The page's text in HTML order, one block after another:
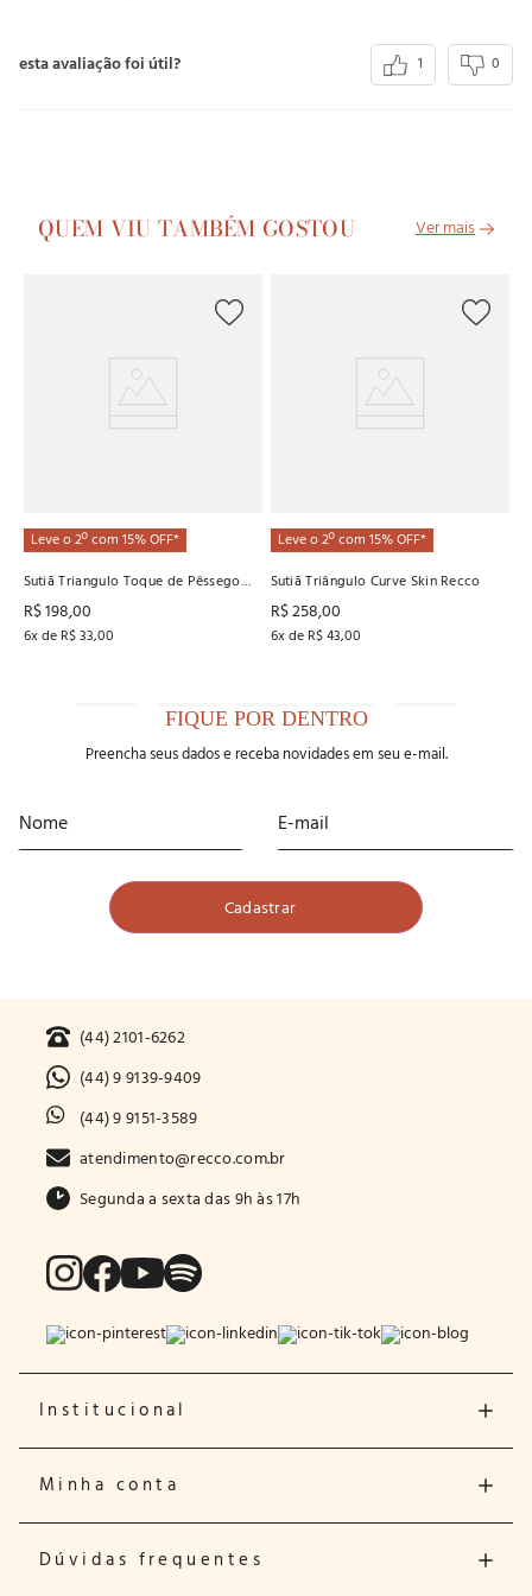
esta avaliação foi útil? 1 0
QUEM VIU TAMBÉM GOSTOU
Leve o 2º com 15% OFF*
Sutiã Triangulo Toque de Pêssego
Recco
R$198,00
6x de R$33,00
Leve o 2º com 15% OFF*
Sutiã Triângulo Curve Skin Recco
R$258,00
6x de R$43,00
FIQUE POR DENTRO
Preencha seus dados e receba novidades em seu e-mail.
(44) 2101-6262
(44) 9 9139-9409
(44) 9 9151-3589
atendimento@recco.com.br
Segunda a sexta das 9h às 17h
Institucional
Minha conta
Dúvidas frequentes